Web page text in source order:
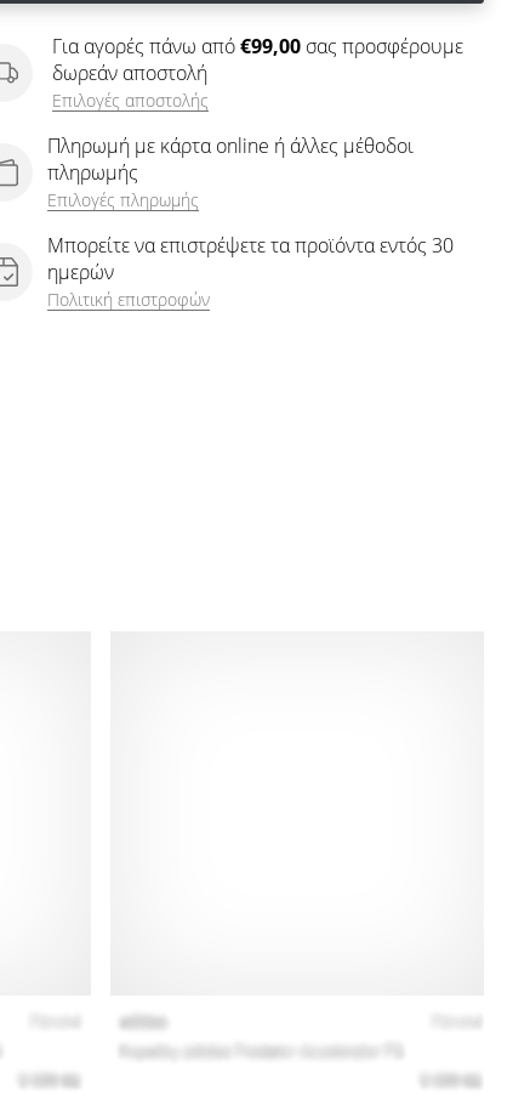
Για αγορές πάνω από€99,00 σας προσφέρουμε
δωρεάν αποστολή
Επιλογές αποστολής
Πληρωμή με κάρτα online ή άλλες μέθοδοι
πληρωμής
Επιλογές πληρωμής
Μπορείτε να επιστρέψετε τα προϊόντα εντός 30
ημερών
Πολιτική επιστροφών